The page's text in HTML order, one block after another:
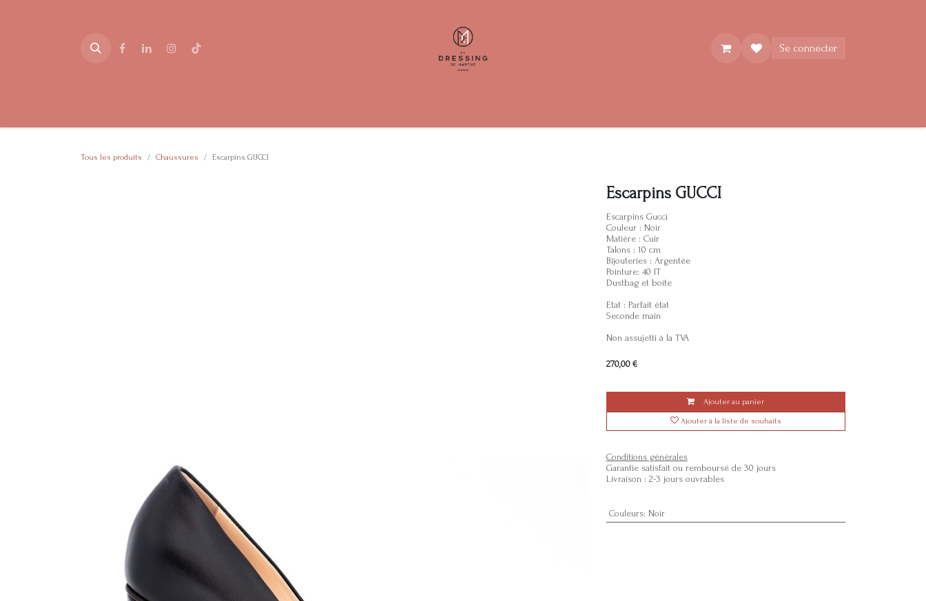
Se connecter
Tous les produits Chaussures Escarpins GUCCI
Escarpins GUCCI
Escarpins Gucci
Couleur : Noir
Matière : Cuir
Talons : 10 cm
Bijouteries : Argentée
Pointure: 40 IT
Dustbag et boîte
Etat : Parfait état
Seconde main
Non assujetti à la TVA
270,00€
Ajouter au panier
Ajouter à la liste de souhaits
Conditions générales
Garantie satisfait ou remboursé de 30 jours
Livraison : 2-3 jours ouvrables
Couleurs: Noir